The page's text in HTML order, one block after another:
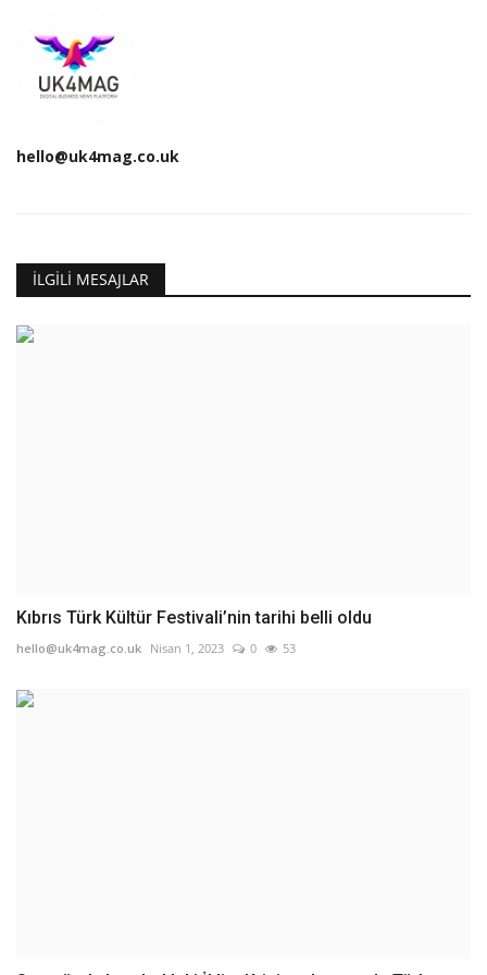
hello@uk4mag.co.uk
İLGILI MESAJLAR
Kıbrıs Türk Kültür Festivali’nin tarihi belli oldu
hello@uk4mag.co.uk Nisan 1, 2023 0 53